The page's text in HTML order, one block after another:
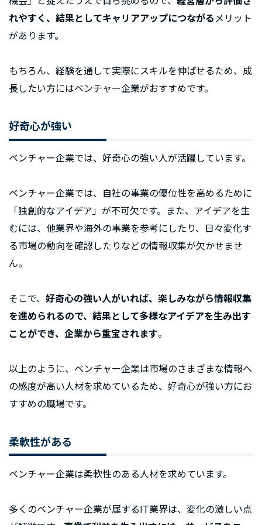
れやすく、結果としてキャリアアップにつながる メリット
があります。
もちろん、経験を通して実際にスキルを伸ばせるため、成
長したい方にはベンチャー企業がおすすめです。
好奇心が強い
ベンチャー企業では、好奇心の強い人が活躍しています。
ベンチャー企業では、自社の事業の優位性を高めるために
「独創的なアイデア」が不可欠です。また、アイデアを生
むには、他業界や海外の事業を参考にしたり、日々変化す
る市場の動向を確認したりなどの情報収集が欠かせませ
ん。
そこで、 好奇心の強い人がいれば、楽しみながら情報収集
を進められるので、結果として多様なアイデアを生み出す
ことができ、企業から重宝されます。
以上のように、ベンチャー企業は市場のさまざまな情報へ
の感度が高い人材を求めているため、好奇心が強い方にお
すすめの職場です。
柔軟性がある
ベンチャー企業は柔軟性のある人材を求めています。
多くのベンチャー企業が属するIT業界は、変化の激しい点